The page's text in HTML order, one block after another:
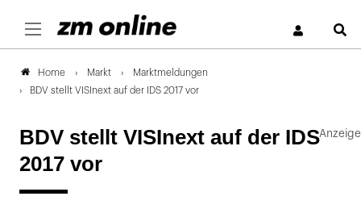
Home Markt
Marktmeldungen
BDV stellt VISInext auf der IDS 2017 vor
BDV stellt VISInext auf der IDS
2017 vor